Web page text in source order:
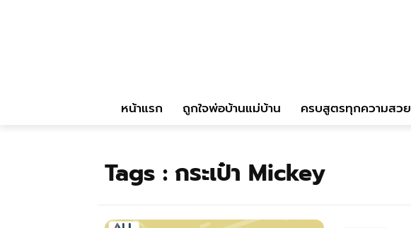
หน้าแรก ถูกใจพ่อบ้านแม่บ้าน ครบสูตรทุกความสวย
Tags : กระเป๋า Mickey